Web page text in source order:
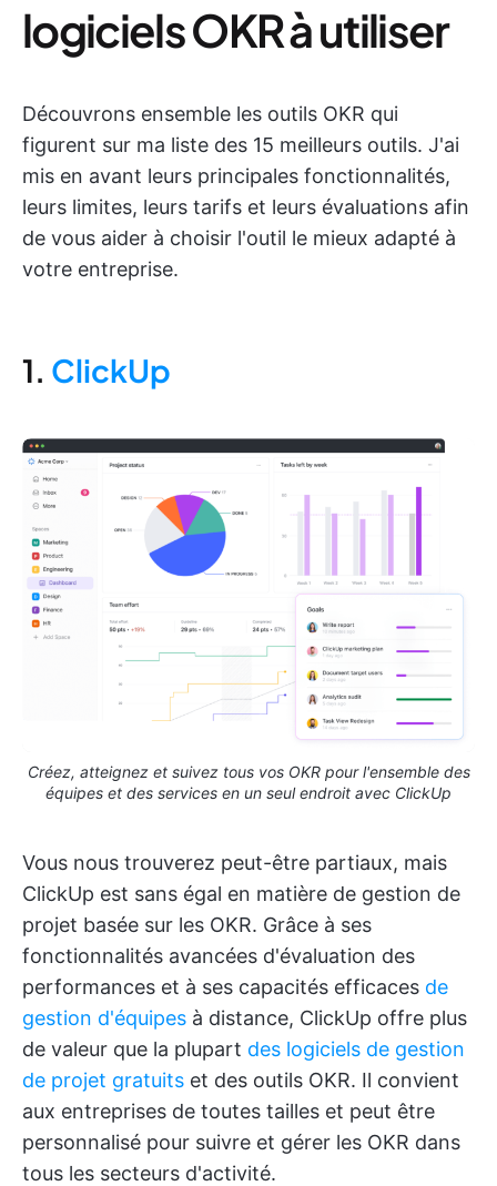
logiciels OKR à utiliser
Découvrons ensemble les outils OKR qui
figurent sur ma liste des 15 meilleurs outils. J'ai
mis en avant leurs principales fonctionnalités,
leurs limites, leurs tarifs et leurs évaluations afin
de vous aider à choisir l'outil le mieux adapté à
votre entreprise.
1. ClickUp
Créez, atteignez et suivez tous vos OKR pour l'ensemble des
équipes et des services en un seul endroit avec ClickUp
Vous nous trouverez peut-être partiaux, mais
ClickUp est sans égal en matière de gestion de
projet basée sur les OKR. Grâce à ses
fonctionnalités avancées d'évaluation des
performances et à ses capacités efficaces de
gestion d'équipes à distance, ClickUp offre plus
de valeur que la plupart des logiciels de gestion
de projet gratuits et des outils OKR. Il convient
aux entreprises de toutes tailles et peut être
personnalisé pour suivre et gérer les OKR dans
tous les secteurs d'activité.